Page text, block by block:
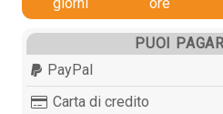
PUOI
PayPal
Carta di credito